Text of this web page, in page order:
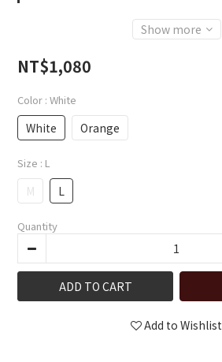
Show more
NT$1,080
Color : White
White Orange
Size : L
M L
Quantity
ADD TO CART
Add to Wishlist